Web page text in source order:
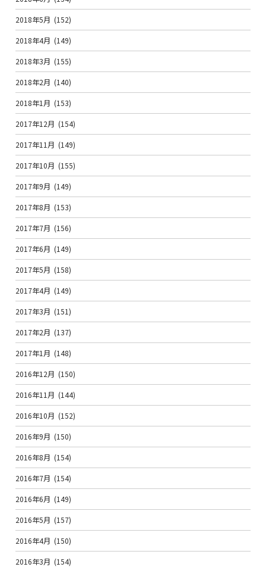
2018年5月 (152)
2018年4月 (149)
2018年3月 (155)
2018年2月 (140)
2018年1月 (153)
2017年12月 (154)
2017年11月 (149)
2017年10月 (155)
2017年9月 (149)
2017年8月 (153)
2017年7月 (156)
2017年6月 (149)
2017年5月 (158)
2017年4月 (149)
2017年3月 (151)
2017年2月 (137)
2017年1月 (148)
2016年12月 (150)
2016年11月 (144)
2016年10月 (152)
2016年9月 (150)
2016年8月 (154)
2016年7月 (154)
2016年6月 (149)
2016年5月 (157)
2016年4月 (150)
2016年3月 (154)